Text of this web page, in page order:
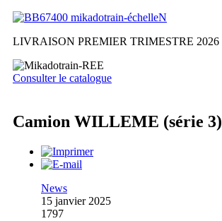
LIVRAISON PREMIER TRIMESTRE 2026
Consulter le catalogue
Camion WILLEME (série 3)
News
15 janvier 2025
1797